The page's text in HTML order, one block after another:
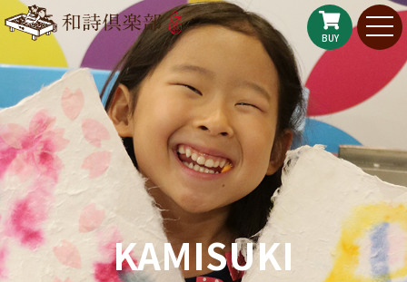
BUY
KAMISUKI